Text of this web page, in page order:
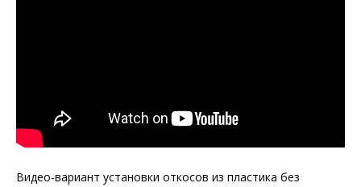
Видео-вариант установки откосов из пластика без